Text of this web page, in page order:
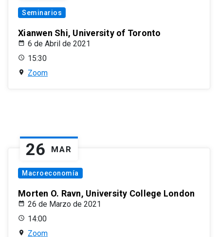
Seminarios
Xianwen Shi, University of Toronto
6 de Abril de 2021
15:30
Zoom
26 MAR
Macroeconomía
Morten O. Ravn, University College London
26 de Marzo de 2021
14:00
Zoom